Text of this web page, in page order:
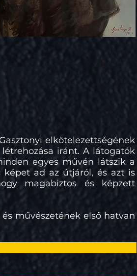
elkötelezettségének
iránt. A látogatók
egyes művén látszik a
képet ad az útjáról, és azt is
magabiztos és képzett
művészetének első hatvan